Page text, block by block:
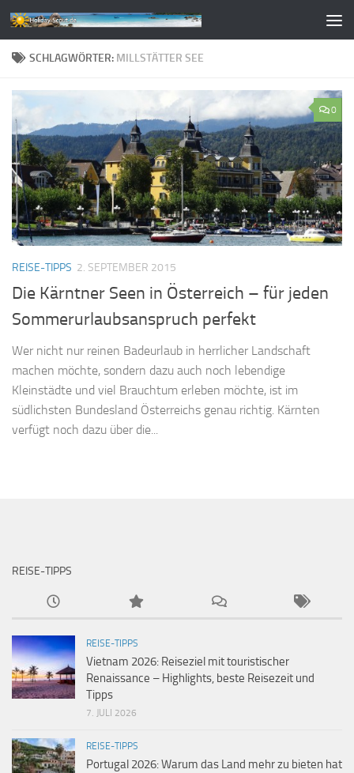
Zum Inhalt springen
SCHLAGWÖRTER: MILLSTÄTTER SEE
0
REISE-TIPPS 2. SEPTEMBER 2015
Die Kärntner Seen in Österreich – für jeden
Sommerurlaubsanspruch perfekt
Wer nicht nur reinen Badeurlaub in herrlicher Landschaft
machen möchte, sondern dazu auch noch lebendige
Kleinstädte und viel Brauchtum erleben möchte, ist im
südlichsten Bundesland Österreichs genau richtig. Kärnten
verfügt noch dazu über die...
REISE-TIPPS
REISE-TIPPS
Vietnam 2026: Reiseziel mit touristischer
Renaissance – Highlights, beste Reisezeit und
Tipps
7. JULI 2026
REISE-TIPPS
Portugal 2026: Warum das Land mehr zu bieten hat